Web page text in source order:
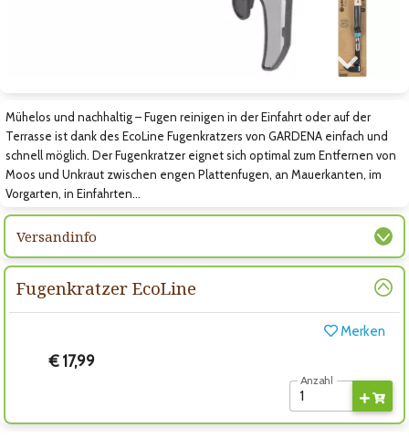
Zum nächsten Bild
Mühelos und nachhaltig – Fugen reinigen in der Einfahrt oder auf der
Terrasse ist dank des EcoLine Fugenkratzers von GARDENA einfach und
schnell möglich. Der Fugenkratzer eignet sich optimal zum Entfernen von
Moos und Unkraut zwischen engen Plattenfugen, an Mauerkanten, im
Vorgarten, in Einfahrten…
Versandinfo
Fugenkratzer EcoLine
Merken
€ 17,99
Anzahl